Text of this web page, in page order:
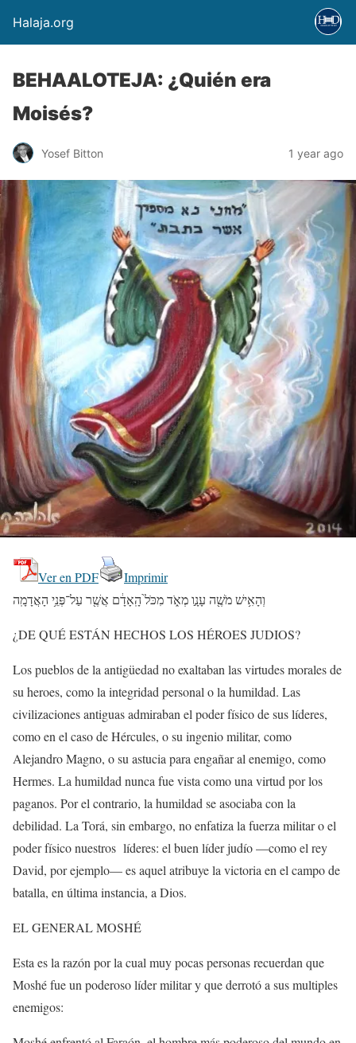
Halaja.org
BEHAALOTEJA: ¿Quién era
Moisés?
Yosef Bitton 1 year ago
Ver en PDF
Imprimir
וְהָאִ֥ישׁ מֹשֶׁ֖ה עָנָ֣ו מְאֹ֑ד מִכֹּל֙ הָֽאָדָ֔ם אֲשֶׁ֖ר עַל־פְּנֵ֥י הָאֲדָמָֽה
¿DE QUÉ ESTÁN HECHOS LOS HÉROES JUDIOS?
Los pueblos de la antigüedad no exaltaban las virtudes morales de
su heroes, como la integridad personal o la humildad. Las
civilizaciones antiguas admiraban el poder físico de sus líderes,
como en el caso de Hércules, o su ingenio militar, como
Alejandro Magno, o su astucia para engañar al enemigo, como
Hermes. La humildad nunca fue vista como una virtud por los
paganos. Por el contrario, la humildad se asociaba con la
debilidad. La Torá, sin embargo, no enfatiza la fuerza militar o el
poder físico nuestros líderes: el buen líder judío —como el rey
David, por ejemplo— es aquel atribuye la victoria en el campo de
batalla, en última instancia, a Dios.
EL GENERAL MOSHÉ
Esta es la razón por la cual muy pocas personas recuerdan que
Moshé fue un poderoso líder militar y que derrotó a sus multiples
enemigos: